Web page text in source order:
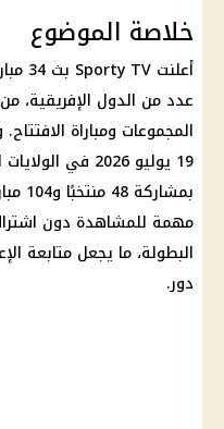
خلاصة الموضوع
أعلنت Sporty TV بث 34 مباراة مجانًا من
19 يوليو 2026 في
مهمة للمشاهدة دون
البطولة، ما يجعل متابعة
دور.